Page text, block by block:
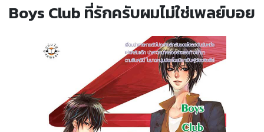
Boys Club ที่รักครับผมไม่ใช่เพลย์บอย